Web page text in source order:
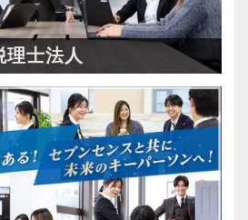
人＞
展開
に拡大
・労務まで対応
ンストップ支援
費は全額会社負担
理士法人